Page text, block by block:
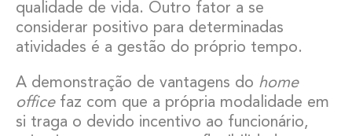
qualidade de vida. Outro fator a se
considerar positivo para determinadas
atividades é a gestão do próprio tempo.
A demonstração de vantagens do home
officefaz com que a própria modalidade em
si traga o devido incentivo ao funcionário,